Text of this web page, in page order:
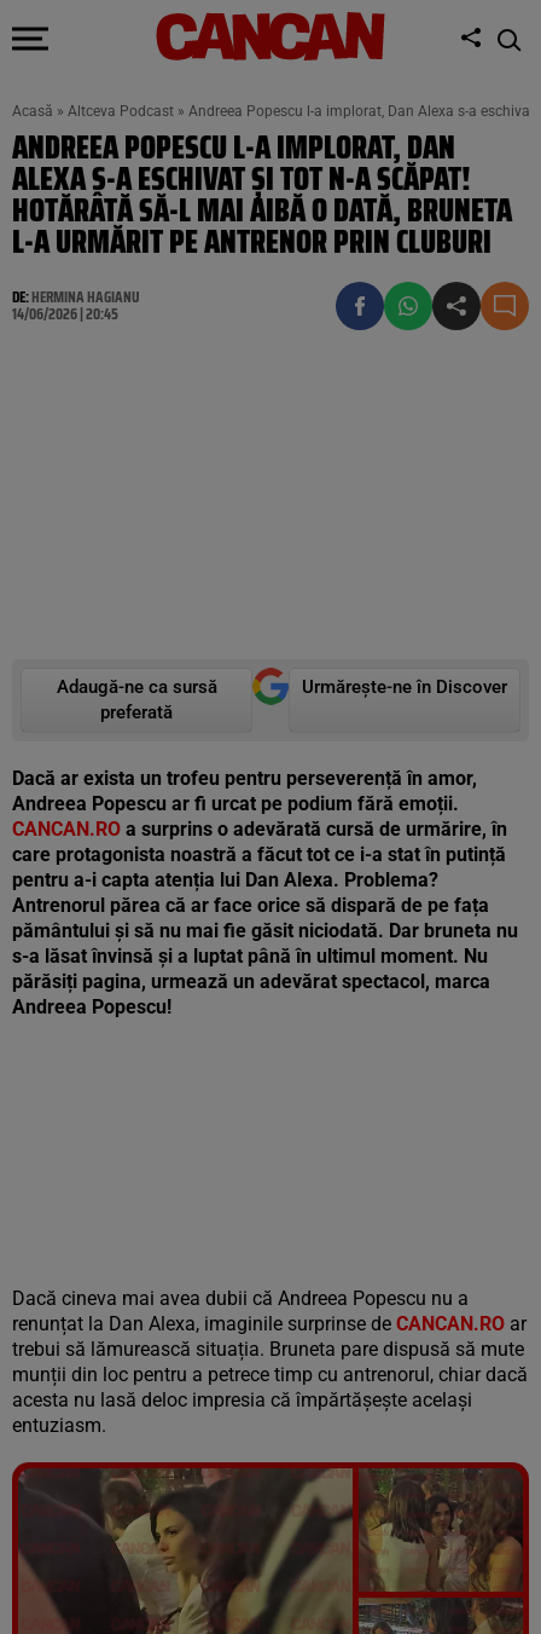
Acasă » Altceva Podcast » Andreea Popescu l-a implorat, Dan Alexa s-a
ANDREEA POPESCU L-A IMPLORAT, DAN
ALEXA S-A ESCHIVAT ȘI TOT N-A SCĂPAT!
HOTĂRÂTĂ SĂ-L MAI AIBĂ O DATĂ, BRUNETA
L-A URMĂRIT PE ANTRENOR PRIN CLUBURI
DE:HERMINA HAGIANU
14/06/2026 | 20:45
Adaugă-ne ca sursă
preferată
Urmărește-ne în Discover
Dacă ar exista un trofeu pentru perseverență în amor,
Andreea Popescu ar fi urcat pe podium fără emoții.
CANCAN.RO a surprins o adevărată cursă de urmărire, în
care protagonista noastră a făcut tot ce i-a stat în putință
pentru a-i capta atenția lui Dan Alexa. Problema?
Antrenorul părea că ar face orice să dispară de pe fața
pământului și să nu mai fie găsit niciodată. Dar bruneta nu
s-a lăsat învinsă și a luptat până în ultimul moment. Nu
părăsiți pagina, urmează un adevărat spectacol, marca
Andreea Popescu!
Dacă cineva mai avea dubii că Andreea Popescu nu a
renunțat la Dan Alexa, imaginile surprinse de CANCAN.RO ar
trebui să lămurească situația. Bruneta pare dispusă să mute
munții din loc pentru a petrece timp cu antrenorul, chiar dacă
acesta nu lasă deloc impresia că împărtășește același
entuziasm.